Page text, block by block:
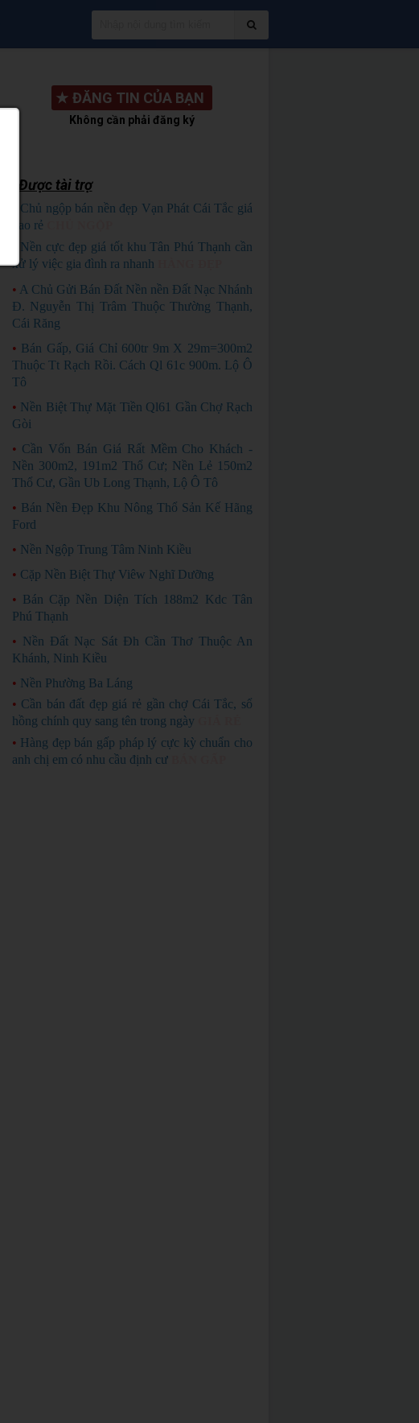
★ ĐĂNG TIN CỦA BẠN
Không cần phải đăng ký
Được tài trợ
Chủ ngộp bán nền đẹp Vạn Phát Cái Tắc giá
bao rẻ
Nền cực đẹp giá tốt khu Tân Phú Thạnh cần
xử lý việc gia đình ra nhanh
• A Chủ Gửi Bán Đất Nền nền Đất Nạc Nhánh
Đ. Nguyễn Thị Trâm Thuộc Thường Thạnh,
Cái Răng
• Bán Gấp, Giá Chỉ 600tr 9m X 29m=300m2
Thuộc Tt Rạch Rồi. Cách Ql 61c 900m. Lộ Ô
Tô
• Nền Biệt Thự Mặt Tiền Ql61 Gần Chợ Rạch
Gòi
• Cần Vốn Bán Giá Rất Mềm Cho Khách -
Nền 300m2, 191m2 Thổ Cư; Nền Lẻ 150m2
Thổ Cư, Gần Ub Long Thạnh, Lộ Ô Tô
• Bán Nền Đẹp Khu Nông Thổ Sản Kế Hãng
Ford
• Nền Ngộp Trung Tâm Ninh Kiều
• Cặp Nền Biệt Thự Viêw Nghĩ Dưỡng
• Bán Cặp Nền Diện Tích 188m2 Kdc Tân
Phú Thạnh
• Nền Đất Nạc Sát Đh Cần Thơ Thuộc An
Khánh, Ninh Kiều
• Nền Phường Ba Láng
• Cần bán đất đẹp giá rẻ gần chợ Cái Tắc, sổ
hồng chính quy sang tên trong ngày
• Hàng đẹp bán gấp pháp lý cực kỳ chuẩn cho
anh chị em có nhu cầu định cư